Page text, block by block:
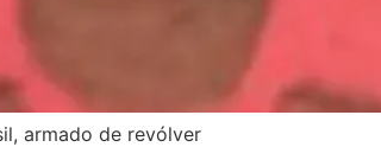
armado de revólver